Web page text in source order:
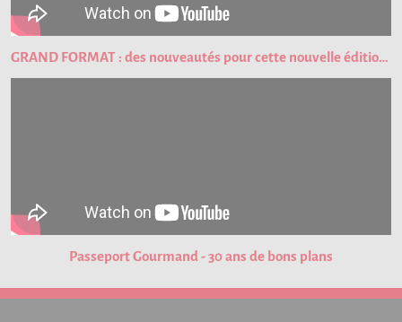
GRAND FORMAT : des nouveautés pour cette nouvelle édition du Passeport Gourmand !
Passeport Gourmand - 30 ans de bons plans